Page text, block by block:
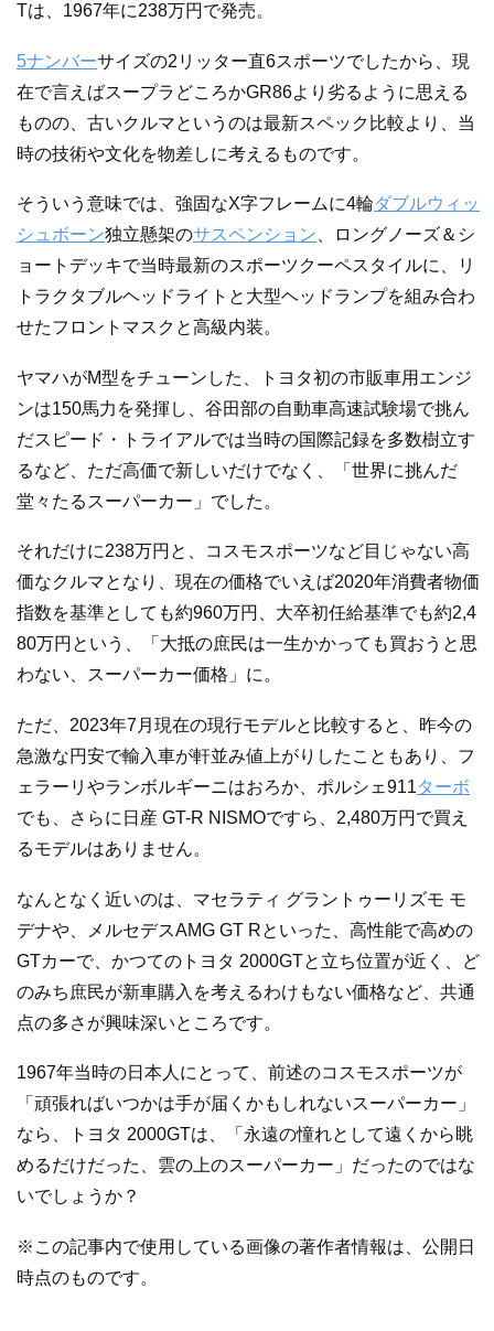
Tは、1967年に238万円で発売。
5ナンバーサイズの2リッター直6スポーツでしたから、現
在で言えばスープラどころかGR86より劣るように思える
ものの、古いクルマというのは最新スペック比較より、当
時の技術や文化を物差しに考えるものです。
そういう意味では、強固なX字フレームに4輪ダブルウィッ
シュボーン独立懸架のサスペンション 、ロングノーズ＆シ
ョートデッキで当時最新のスポーツクーペスタイルに、リ
トラクタブルヘッドライトと大型ヘッドランプを組み合わ
せたフロントマスクと高級内装。
ヤマハがM型をチューンした、トヨタ初の市販車用エンジ
ンは150馬力を発揮し、谷田部の自動車高速試験場で挑ん
だスピード・トライアルでは当時の国際記録を多数樹立す
るなど、ただ高価で新しいだけでなく、「世界に挑んだ
堂々たるスーパーカー」でした。
それだけに238万円と、コスモスポーツなど目じゃない高
価なクルマとなり、現在の価格でいえば2020年消費者物価
指数を基準としても約960万円、大卒初任給基準でも約2,4
80万円という、「大抵の庶民は一生かかっても買おうと思
わない、スーパーカー価格」に。
ただ、2023年7月現在の現行モデルと比較すると、昨今の
急激な円安で輸入車が軒並み値上がりしたこともあり、フ
ェラーリやランボルギーニはおろか、ポルシェ911ターボ
でも、さらに日産 GT-R NISMOですら、2,480万円で買え
るモデルはありません。
なんとなく近いのは、マセラティ グラントゥーリズモ モ
デナや、メルセデスAMG GT Rといった、高性能で高めの
GTカーで、かつてのトヨタ 2000GTと立ち位置が近く、ど
のみち庶民が新車購入を考えるわけもない価格など、共通
点の多さが興味深いところです。
1967年当時の日本人にとって、前述のコスモスポーツが
「頑張ればいつかは手が届くかもしれないスーパーカー」
なら、トヨタ 2000GTは、「永遠の憧れとして遠くから眺
めるだけだった、雲の上のスーパーカー」だったのではな
いでしょうか？
※この記事内で使用している画像の著作者情報は、公開日
時点のものです。